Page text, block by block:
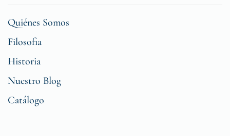
Quiénes Somos
Filosofia
Historia
Nuestro Blog
Catálogo